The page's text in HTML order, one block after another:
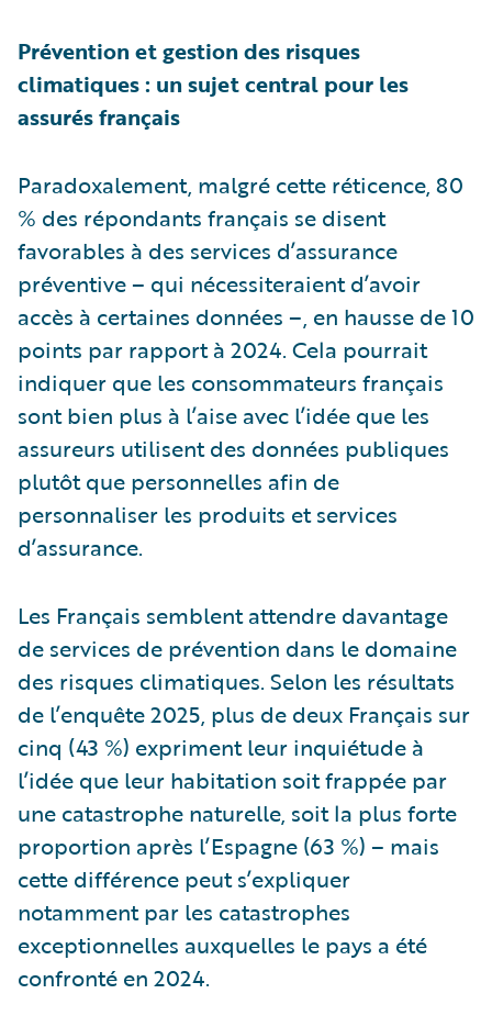
Prévention et gestion des risques
climatiques : un sujet central pour les
assurés français
Paradoxalement, malgré cette réticence, 80
% des répondants français se disent
favorables à des services d’assurance
préventive – qui nécessiteraient d’avoir
accès à certaines données –, en hausse de 10
points par rapport à 2024. Cela pourrait
indiquer que les consommateurs français
sont bien plus à l’aise avec l’idée que les
assureurs utilisent des données publiques
plutôt que personnelles afin de
personnaliser les produits et services
d’assurance.
Les Français semblent attendre davantage
de services de prévention dans le domaine
des risques climatiques. Selon les résultats
de l’enquête 2025, plus de deux Français sur
cinq (43 %) expriment leur inquiétude à
l’idée que leur habitation soit frappée par
une catastrophe naturelle, soit la plus forte
proportion après l’Espagne (63 %) – mais
cette différence peut s’expliquer
notamment par les catastrophes
exceptionnelles auxquelles le pays a été
confronté en 2024.